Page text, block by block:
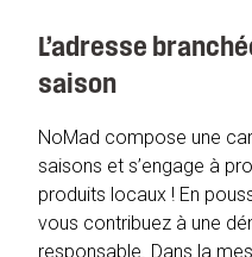
L’adresse
saison
NoMad compose une
saisons et s’engage à
produits locaux ! En
vous contribuez à une
responsable. Dans la